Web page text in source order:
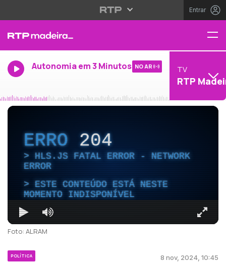
Entrar
Autonomia em 3 Minutos NO AR TV
RTP
ERRO204
HLS.JS FATAL ERROR - NETWORK
ERROR
ESTE CONTEÚDO ESTÁ NESTE
MOMENTO INDISPONÍVEL
Foto: ALRAM
POLÍTICA 8 nov, 2024, 10:45